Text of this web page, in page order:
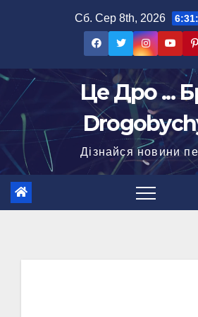
Сб. Сер 8th, 2026
Це Дро ...
Дізнайся новини